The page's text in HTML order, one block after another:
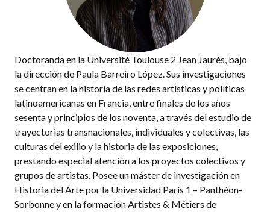
Doctoranda en la Université Toulouse 2 Jean Jaurès, bajo
la dirección de Paula Barreiro López. Sus investigaciones
se centran en la historia de las redes artísticas y políticas
latinoamericanas en Francia, entre finales de los años
sesenta y principios de los noventa, a través del estudio de
trayectorias transnacionales, individuales y colectivas, las
culturas del exilio y la historia de las exposiciones,
prestando especial atención a los proyectos colectivos y
grupos de artistas. Posee un máster de investigación en
Historia del Arte por la Universidad París 1 – Panthéon-
Sorbonne y en la formación Artistes & Métiers de